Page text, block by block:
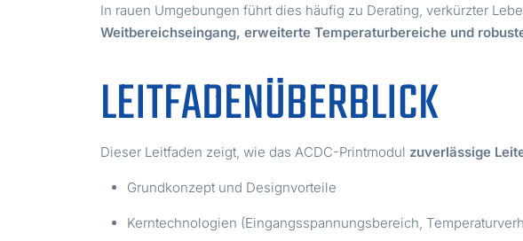
In rauen Umgebungen führt dies häufig zu Derating, verkürzter
Weitbereichseingang, erweiterte Temperaturbereiche und
LEITFADENÜBERBLICK
Dieser Leitfaden zeigt, wie das ACDC-Printmodul zuverlässige
Grundkonzept und Designvorteile
Kerntechnologien (Eingangsspannungsbereich,